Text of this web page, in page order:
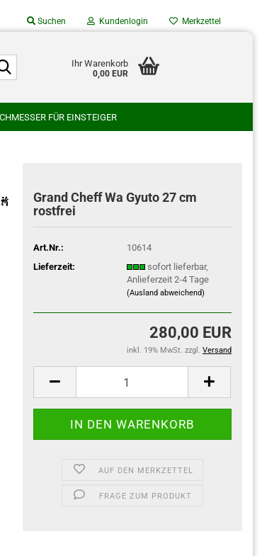
Suchen Kundenlogin Merkzettel
Ihr Warenkorb
0,00 EUR
FÜR EINSTEIGER
Grand Cheff Wa Gyuto 27 cm
rostfrei
Art.Nr.:
10614
Lieferzeit:
sofort lieferbar,
Anlieferzeit 2-4 Tage
(Ausland abweichend)
280,00 EUR
inkl. 19% MwSt. zzgl. Versand
AUF DEN MERKZETTEL
FRAGE ZUM PRODUKT